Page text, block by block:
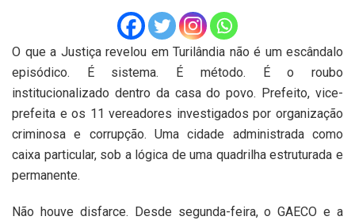
O que a Justiça revelou em Turilândia não é um escândalo
episódico. É sistema. É método. É o roubo
institucionalizado dentro da casa do povo. Prefeito, vice-
prefeita e os 11 vereadores investigados por organização
criminosa e corrupção. Uma cidade administrada como
caixa particular, sob a lógica de uma quadrilha estruturada e
permanente.
Não houve disfarce. Desde segunda-feira, o GAECO e a